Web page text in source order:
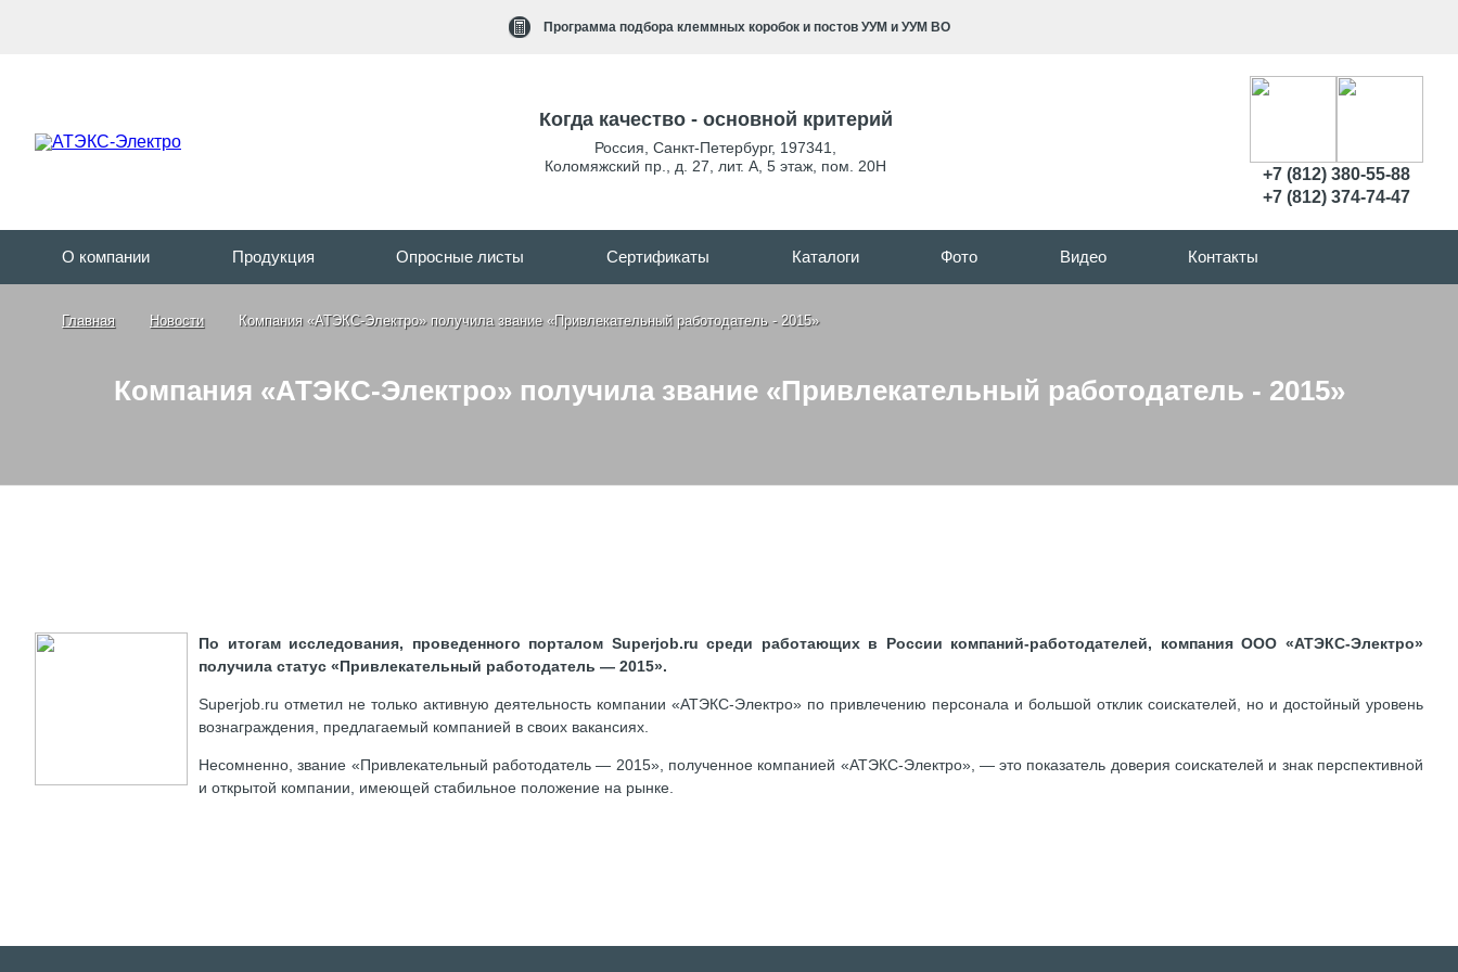
Программа подбора клеммных коробок и постов УУМ и УУМ ВО
Когда качество - основной критерий
Россия Санкт-Петербург, 197341
Коломяжский пр., д. 27, лит. А, 5 этаж, пом. 20Н
+7 (812) 380-55-88
+7 (812) 374-74-47
О компании Продукция Опросные листы Сертификаты Каталоги Фото Видео Контакты
Главная Новости Компания «АТЭКС-Электро» получила звание «Привлекательный работодатель - 2015»
Компания «АТЭКС-Электро» получила звание «Привлекательный работодатель - 2015»
По итогам исследования, проведенного порталом Superjob.ru среди работающих в России компаний-работодателей, компания ООО «АТЭКС-Электро»
получила статус «Привлекательный работодатель — 2015».
Superjob.ru отметил не только активную деятельность компании «АТЭКС-Электро» по привлечению персонала и большой отклик соискателей, но и достойный уровень
вознаграждения, предлагаемый компанией в своих вакансиях.
Несомненно, звание «Привлекательный работодатель — 2015», полученное компанией «АТЭКС-Электро», — это показатель доверия соискателей и знак перспективной
и открытой компании, имеющей стабильное положение на рынке.